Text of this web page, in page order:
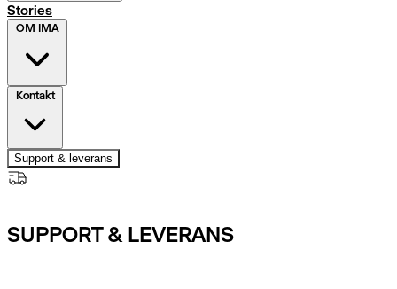
Stories
OM IMA
Kontakt
Support & leverans
SUPPORT & LEVERANS